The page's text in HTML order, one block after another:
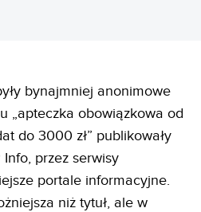
bynajmniej anonimowe
„apteczka obowiązkowa od
do 3000 zł” publikowały
przez serwisy
portale informacyjne.
niż tytuł, ale w